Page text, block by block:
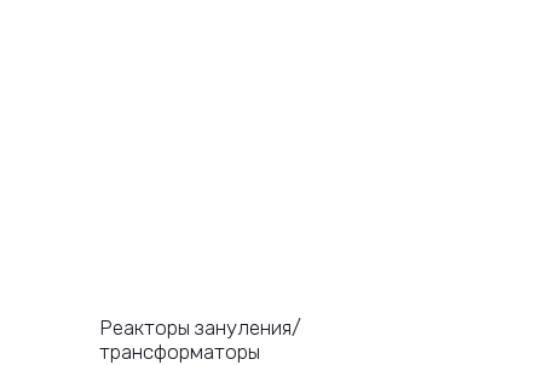
Реакторы зануления/
трансформаторы